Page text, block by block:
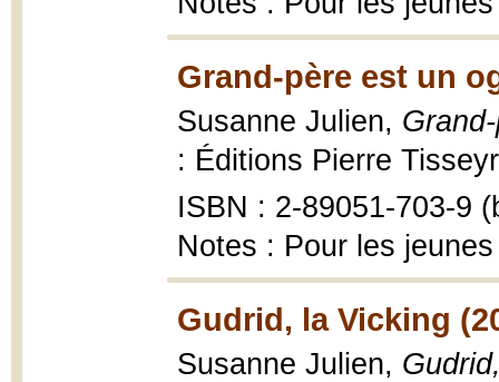
Grand-père est un
Susanne Julien,
: Éditions Pierre
ISBN : 2-89051-703-9
Notes : Pour les
Gudrid, la Vicking
Susanne Julien,